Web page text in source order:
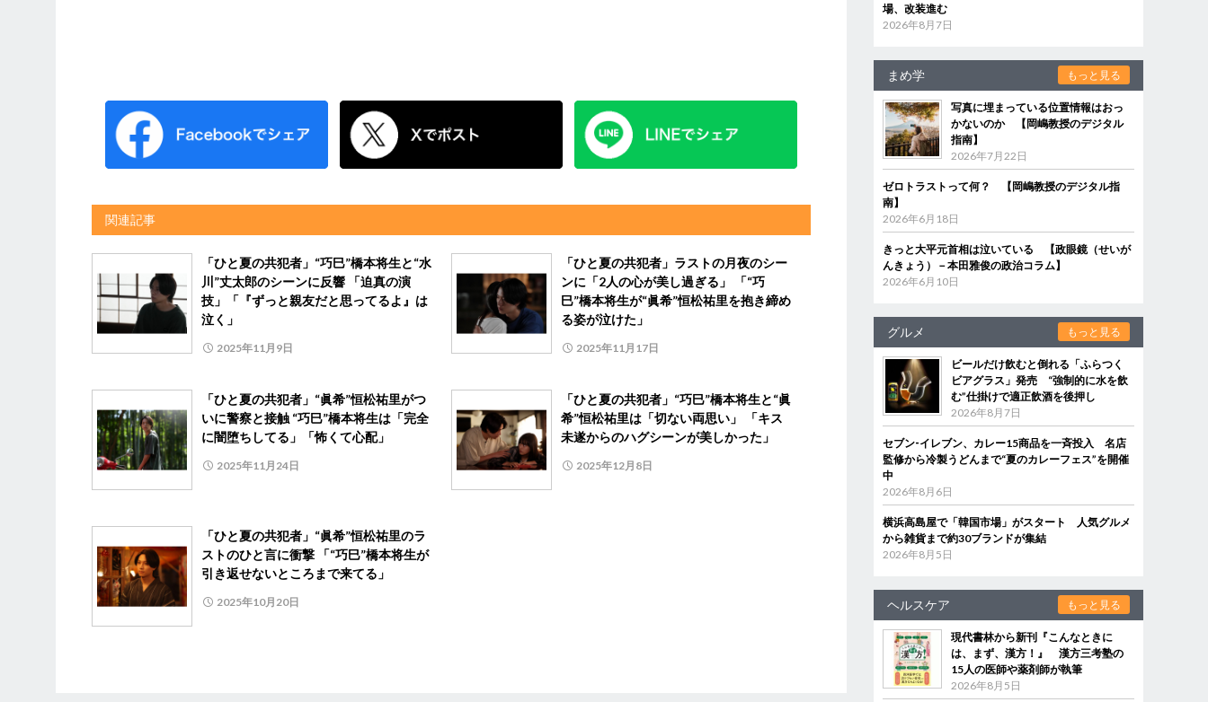
関連記事
「ひと夏の共犯者」“巧巳”橋本将生と“水
川”丈太郎のシーンに反響 「迫真の演
技」「『ずっと親友だと思ってるよ』は
泣く」
2025年11月9日
「ひと夏の共犯者」ラストの月夜のシー
ンに「2人の心が美し過ぎる」 「“巧
巳”橋本将生が“眞希”恒松祐里を抱き締め
る姿が泣けた」
2025年11月17日
「ひと夏の共犯者」“眞希”恒松祐里がつ
いに警察と接触 “巧巳”橋本将生は「完全
に闇堕ちしてる」「怖くて心配」
2025年11月24日
「ひと夏の共犯者」“巧巳”橋本将生と“眞
希”恒松祐里は「切ない両思い」 「キス
未遂からのハグシーンが美しかった」
2025年12月8日
「ひと夏の共犯者」“眞希”恒松祐里のラ
ストのひと言に衝撃 「“巧巳”橋本将生が
引き返せないところまで来てる」
2025年10月20日
場、改装進む
2026年8月7日
まめ学 もっと見る
写真に埋まっている位置情報はおっ
かないのか 【岡嶋教授のデジタル
指南】
2026年7月22日
ゼロトラストって何？ 【岡嶋教授のデジタル指
南】
2026年6月18日
きっと大平元首相は泣いている 【政眼鏡（せいが
んきょう）－本田雅俊の政治コラム】
2026年6月10日
グルメ もっと見る
ビールだけ飲むと倒れる「ふらつく
ビアグラス」発売 “強制的に水を飲
む”仕掛けで適正飲酒を後押し
2026年8月7日
セブン‐イレブン、カレー15商品を一斉投入 名店
監修から冷製うどんまで“夏のカレーフェス”を開催
中
2026年8月6日
横浜高島屋で「韓国市場」がスタート 人気グルメ
から雑貨まで約30ブランドが集結
2026年8月5日
ヘルスケア もっと見る
現代書林から新刊『こんなときに
は、まず、漢方！』 漢方三考塾の
15人の医師や薬剤師が執筆
2026年8月5日